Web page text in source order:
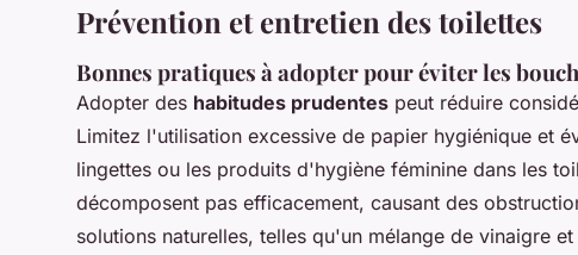
Prévention et entretien des toilettes
Bonnes pratiques à adopter pour éviter les
Adopter des habitudes prudentes peut réduire
Limitez l'utilisation excessive de papier hygiénique et
lingettes ou les produits d'hygiène féminine dans les
décomposent pas efficacement, causant des
solutions naturelles, telles qu'un mélange de vinaigre